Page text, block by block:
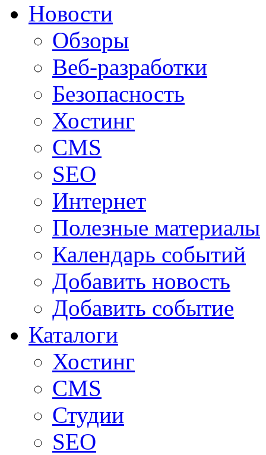
Новости
Обзоры
Веб-разработки
Безопасность
Хостинг
CMS
SEO
Интернет
Полезные материалы
Календарь событий
Добавить новость
Добавить событие
Каталоги
Хостинг
CMS
Студии
SEO